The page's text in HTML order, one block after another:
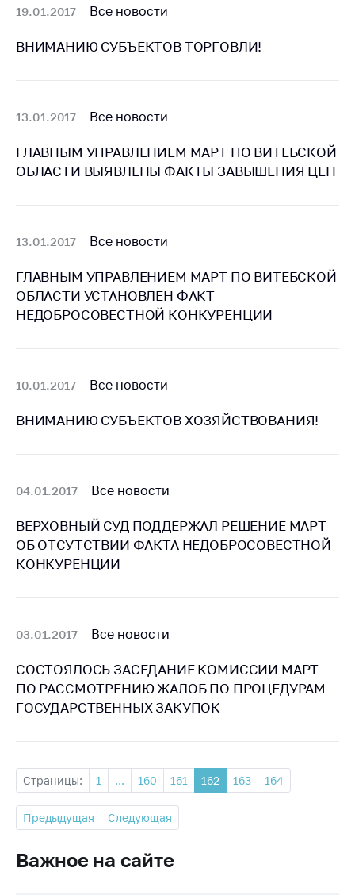
обсуждение
товаров
ведения бизнеса
COVID-19 для
субъектов торговли,
питания, бытового
обслуживания
регулирования и
конкурентной
политики
19.01.2017 Все новости
ВНИМАНИЮ СУБЪЕКТОВ ТОРГОВЛИ!
13.01.2017 Все новости
ГЛАВНЫМ УПРАВЛЕНИЕМ МАРТ ПО ВИТЕБСКОЙ
ОБЛАСТИ ВЫЯВЛЕНЫ ФАКТЫ ЗАВЫШЕНИЯ ЦЕН
13.01.2017 Все новости
ГЛАВНЫМ УПРАВЛЕНИЕМ МАРТ ПО ВИТЕБСКОЙ
ОБЛАСТИ УСТАНОВЛЕН ФАКТ
НЕДОБРОСОВЕСТНОЙ КОНКУРЕНЦИИ
10.01.2017 Все новости
ВНИМАНИЮ СУБЪЕКТОВ ХОЗЯЙСТВОВАНИЯ!
04.01.2017 Все новости
ВЕРХОВНЫЙ СУД ПОДДЕРЖАЛ РЕШЕНИЕ МАРТ
ОБ ОТСУТСТВИИ ФАКТА НЕДОБРОСОВЕСТНОЙ
КОНКУРЕНЦИИ
03.01.2017 Все новости
СОСТОЯЛОСЬ ЗАСЕДАНИЕ КОМИССИИ МАРТ
ПО РАССМОТРЕНИЮ ЖАЛОБ ПО ПРОЦЕДУРАМ
ГОСУДАРСТВЕННЫХ ЗАКУПОК
Страницы: 1 ... 160 161 162 163 164
Предыдущая Следующая
Важное на сайте